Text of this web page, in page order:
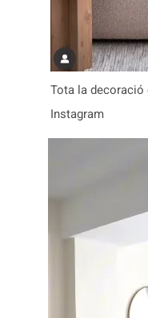
Tota la decoració
Instagram